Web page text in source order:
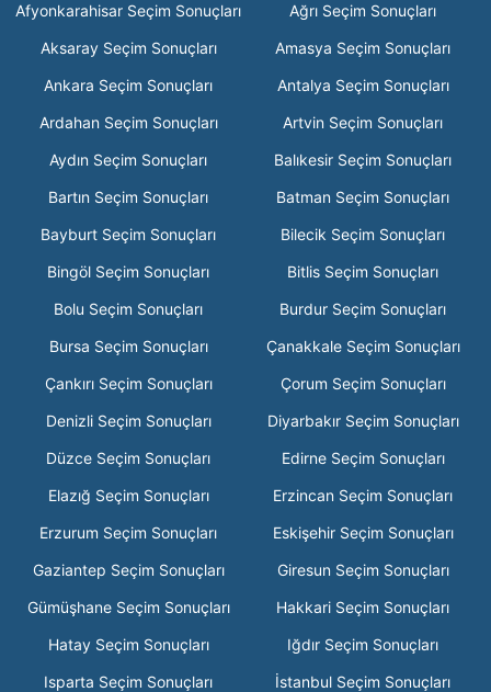
Afyonkarahisar Seçim Sonuçları
Ağrı Seçim Sonuçları
Aksaray Seçim Sonuçları
Amasya Seçim Sonuçları
Ankara Seçim Sonuçları
Antalya Seçim Sonuçları
Ardahan Seçim Sonuçları
Artvin Seçim Sonuçları
Aydın Seçim Sonuçları
Balıkesir Seçim Sonuçları
Bartın Seçim Sonuçları
Batman Seçim Sonuçları
Bayburt Seçim Sonuçları
Bilecik Seçim Sonuçları
Bingöl Seçim Sonuçları
Bitlis Seçim Sonuçları
Bolu Seçim Sonuçları
Burdur Seçim Sonuçları
Bursa Seçim Sonuçları
Çanakkale Seçim Sonuçları
Çankırı Seçim Sonuçları
Çorum Seçim Sonuçları
Denizli Seçim Sonuçları
Diyarbakır Seçim Sonuçları
Düzce Seçim Sonuçları
Edirne Seçim Sonuçları
Elazığ Seçim Sonuçları
Erzincan Seçim Sonuçları
Erzurum Seçim Sonuçları
Eskişehir Seçim Sonuçları
Gaziantep Seçim Sonuçları
Giresun Seçim Sonuçları
Gümüşhane Seçim Sonuçları
Hakkari Seçim Sonuçları
Hatay Seçim Sonuçları
Iğdır Seçim Sonuçları
Isparta Seçim Sonuçları
İstanbul Seçim Sonuçları